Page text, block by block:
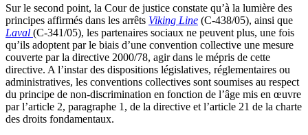
Sur le second point, la Cour de justice constate qu’à la lumière des
principes affirmés dans les arrêts Viking Line (C‑438/05), ainsi que
Laval (C‑341/05), les partenaires sociaux ne peuvent plus, une fois
qu’ils adoptent par le biais d’une convention collective une mesure
couverte par la directive 2000/78, agir dans le mépris de cette
directive. A l’instar des dispositions législatives, réglementaires ou
administratives, les conventions collectives sont soumises au respect
du principe de non-discrimination en fonction de l’âge mis en œuvre
par l’article 2, paragraphe 1, de la directive et l’article 21 de la charte
des droits fondamentaux.